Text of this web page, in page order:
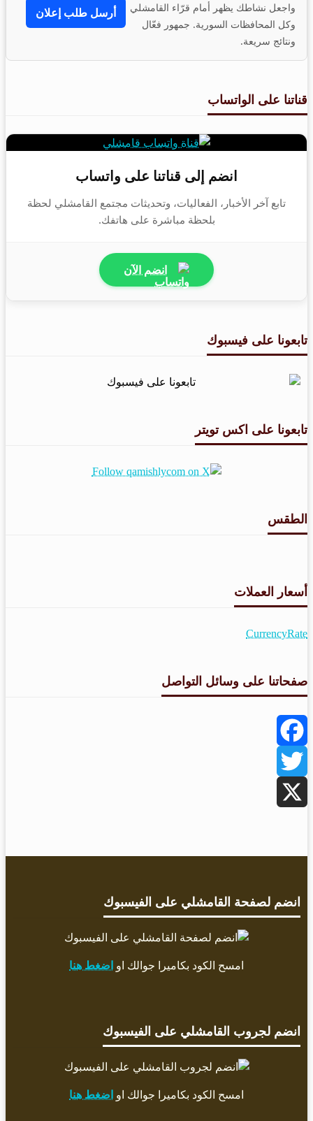
واجعل نشاطك يظهر أمام قرّاء القامشلي
وكل المحافظات السورية. جمهور فعّال
ونتائج سريعة.
أرسل طلب إعلان
قناتنا على الواتساب
انضم إلى قناتنا على واتساب
تابع آخر الأخبار، الفعاليات، وتحديثات مجتمع القامشلي لحظة
بلحظة مباشرة على هاتفك.
انضم الآن
تابعونا على فيسبوك
تابعونا على اكس تويتر
الطقس
أسعار العملات
CurrencyRate
صفحاتنا على وسائل التواصل
Facebook
Twitter
انضم لصفحة القامشلي على الفيسبوك
امسح الكود بكاميرا جوالك او اضغط هنا
انضم لجروب القامشلي على الفيسبوك
امسح الكود بكاميرا جوالك او اضغط هنا